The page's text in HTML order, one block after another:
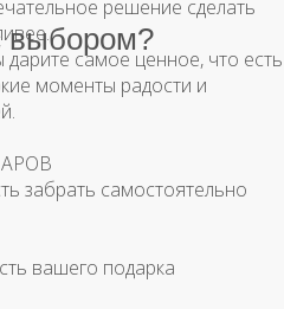
решение сделать
самое ценное, что есть
моменты радости и
забрать самостоятельно
вашего подарка